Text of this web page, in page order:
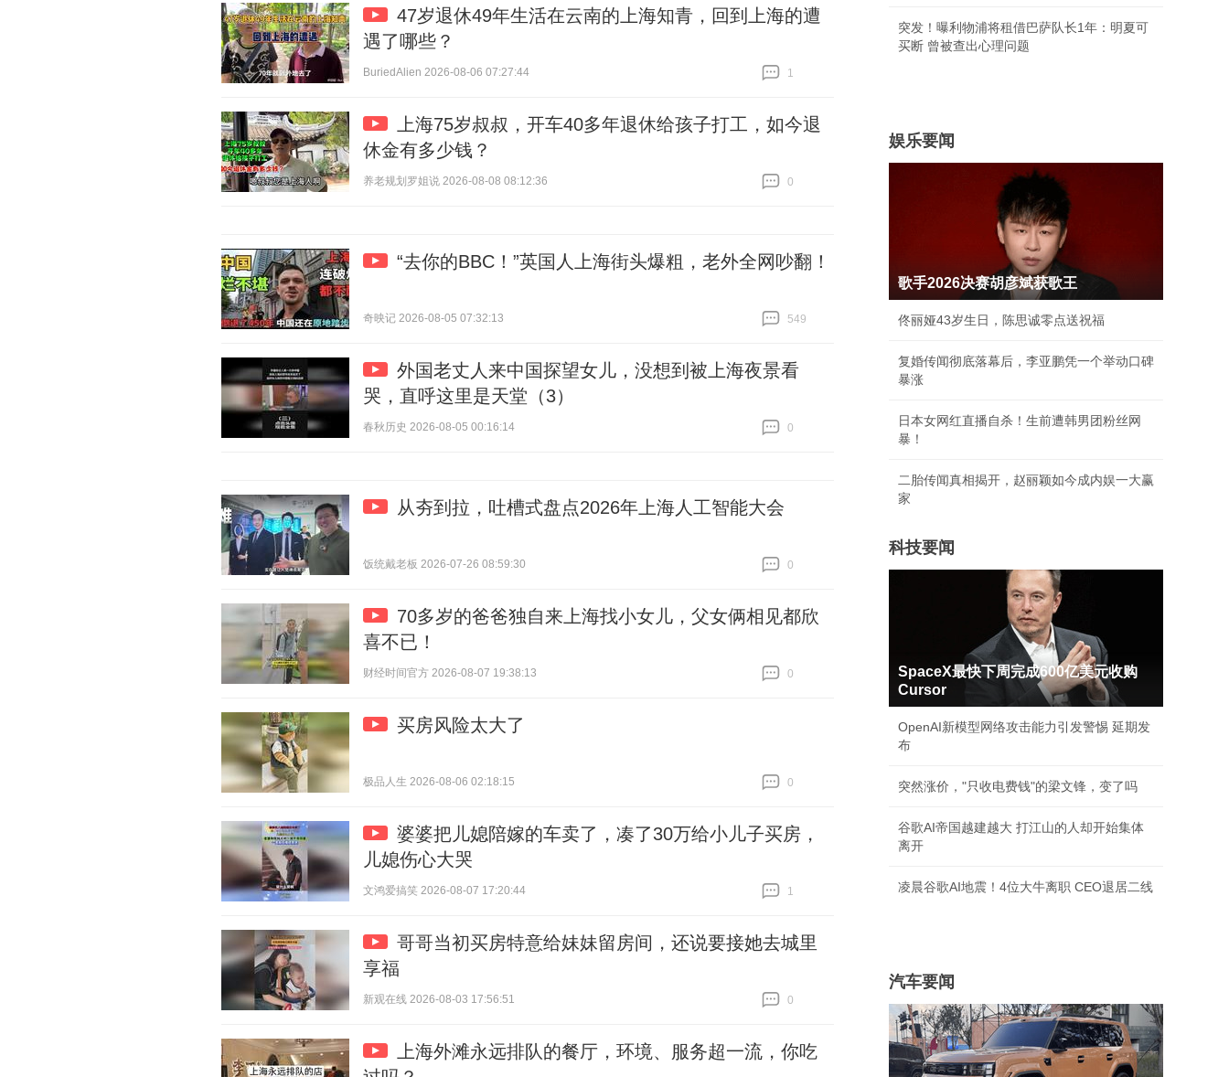
47岁退休49年生活在云南的上海知青，回到上海的遭
遇了哪些？
BuriedAlien 2026-08-06 07:27:44
1
上海75岁叔叔，开车40多年退休给孩子打工，如今退
休金有多少钱？
养老规划罗姐说 2026-08-08 08:12:36
0
“去你的BBC！”英国人上海街头爆粗，老外全网吵翻！
奇映记 2026-08-05 07:32:13
549
外国老丈人来中国探望女儿，没想到被上海夜景看
哭，直呼这里是天堂（3）
春秋历史 2026-08-05 00:16:14
0
从夯到拉，吐槽式盘点2026年上海人工智能大会
饭统戴老板 2026-07-26 08:59:30
0
70多岁的爸爸独自来上海找小女儿，父女俩相见都欣
喜不已！
财经时间官方 2026-08-07 19:38:13
0
买房风险太大了
极品人生 2026-08-06 02:18:15
0
婆婆把儿媳陪嫁的车卖了，凑了30万给小儿子买房，
儿媳伤心大哭
文鸿爱搞笑 2026-08-07 17:20:44
1
哥哥当初买房特意给妹妹留房间，还说要接她去城里
享福
新观在线 2026-08-03 17:56:51
0
上海外滩永远排队的餐厅，环境、服务超一流，你吃
突发！曝利物浦将租借巴萨队长1年：明夏可
买断 曾被查出心理问题
娱乐要闻
歌手2026决赛胡彦斌获歌王
佟丽娅43岁生日，陈思诚零点送祝福
复婚传闻彻底落幕后，李亚鹏凭一个举动口碑
暴涨
日本女网红直播自杀！生前遭韩男团粉丝网
暴！
二胎传闻真相揭开，赵丽颖如今成内娱一大赢
家
科技要闻
SpaceX最快下周完成600亿美元收购
Cursor
OpenAI新模型网络攻击能力引发警惕 延期发
布
突然涨价，"只收电费钱"的梁文锋，变了吗
谷歌AI帝国越建越大 打江山的人却开始集体
离开
凌晨谷歌AI地震！4位大牛离职 CEO退居二线
汽车要闻